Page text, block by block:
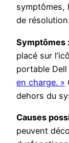
symptômes,
de
Symptômes :
placé sur
portable
en charge. »
dehors du
Causes
peuvent